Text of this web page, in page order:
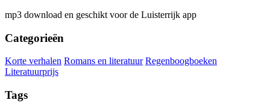
mp3 download en geschikt voor de Luisterrijk app
Categorieën
Korte verhalen Romans en literatuur Regenboogboeken
Literatuurprijs
Tags